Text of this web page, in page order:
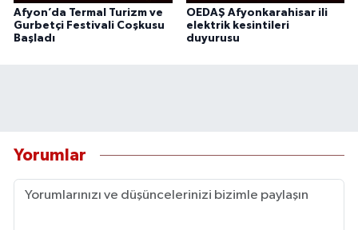
Afyon’da Termal Turizm ve
Gurbetçi Festivali Coşkusu
Başladı
OEDAŞ Afyonkarahisar ili
elektrik kesintileri
duyurusu
Yorumlar